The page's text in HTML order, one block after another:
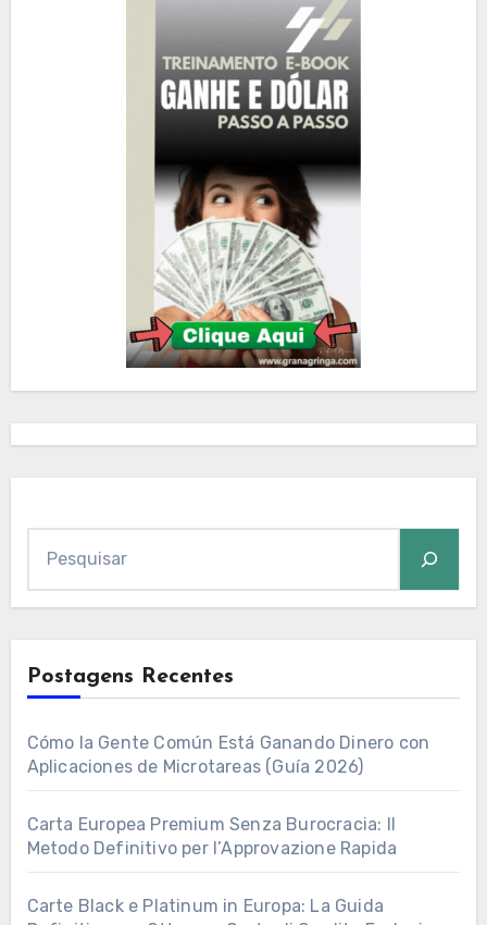
Postagens Recentes
Cómo la Gente Común Está Ganando Dinero con
Aplicaciones de Microtareas (Guía 2026)
Carta Europea Premium Senza Burocracia: Il
Metodo Definitivo per l’Approvazione Rapida
Carte Black e Platinum in Europa: La Guida